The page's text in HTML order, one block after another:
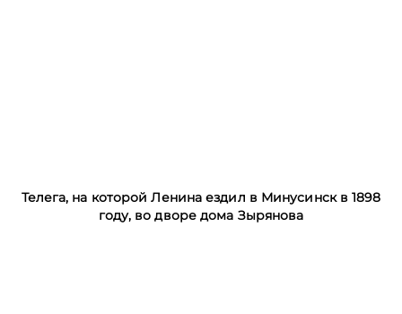
Телега, на которой Ленина ездил в Минусинск в 1898
году, во дворе дома Зырянова